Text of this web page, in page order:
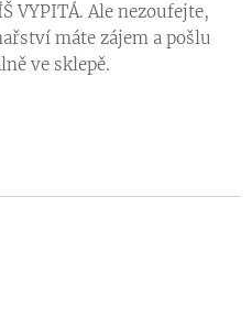
VYPITÁ. Ale nezoufejte,
máte zájem a pošlu
ve sklepě.